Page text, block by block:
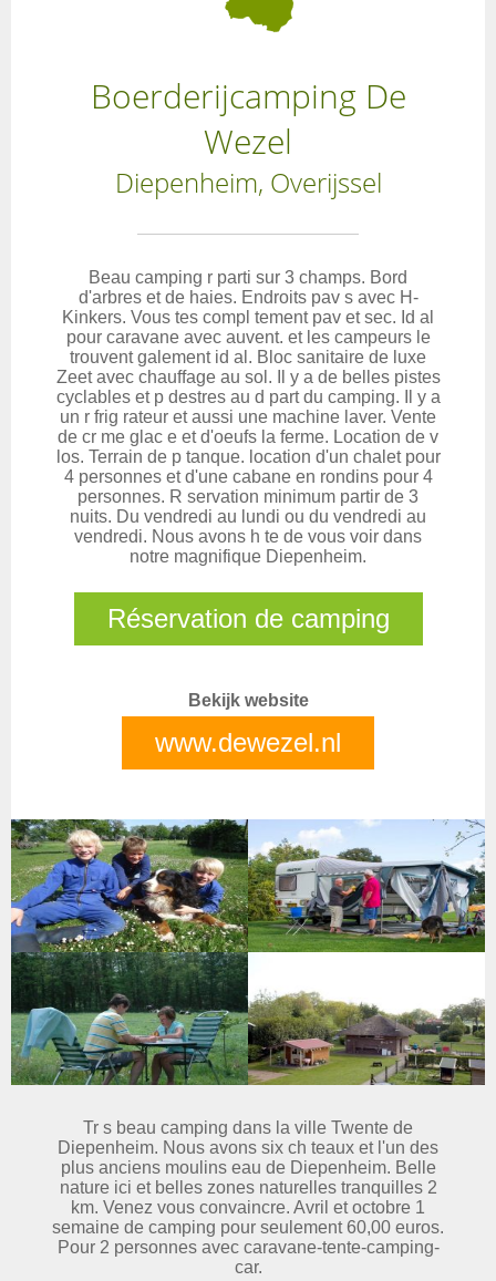
Boerderijcamping De
Wezel
Diepenheim, Overijssel
Beau camping r parti sur 3 champs. Bord
d'arbres et de haies. Endroits pav s avec H-
Kinkers. Vous tes compl tement pav et sec. Id al
pour caravane avec auvent. et les campeurs le
trouvent galement id al. Bloc sanitaire de luxe
Zeet avec chauffage au sol. Il y a de belles pistes
cyclables et p destres au d part du camping. Il y a
un r frig rateur et aussi une machine laver. Vente
de cr me glac e et d'oeufs la ferme. Location de v
los. Terrain de p tanque. location d'un chalet pour
4 personnes et d'une cabane en rondins pour 4
personnes. R servation minimum partir de 3
nuits. Du vendredi au lundi ou du vendredi au
vendredi. Nous avons h te de vous voir dans
notre magnifique Diepenheim.
Réservation de camping
Bekijk website
www.dewezel.nl
Tr s beau camping dans la ville Twente de
Diepenheim. Nous avons six ch teaux et l'un des
plus anciens moulins eau de Diepenheim. Belle
nature ici et belles zones naturelles tranquilles 2
km. Venez vous convaincre. Avril et octobre 1
semaine de camping pour seulement 60,00 euros.
Pour 2 personnes avec caravane-tente-camping-
car.